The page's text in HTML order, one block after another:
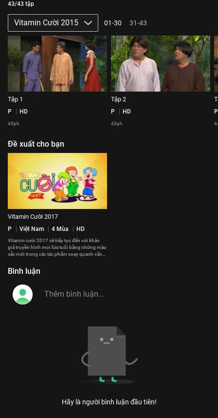
43/43 tập
Vitamin Cười 2015 01-30 31-43
Tập 1
P HD
45ph
Tập 2
P HD
43ph
P
Đề xuất cho bạn
Vitamin Cười 2017
P Việt Nam 4 Mùa HD
Vitamin cười 2017 sẽ tiếp tục đến với khán
giả truyền hình mọi lứa tuổi bằng những màu
sắc mới trong các tác phẩm xoay quanh vấn
#vitamin_cuoi_2017
Bình luận
Hãy là người bình luận đầu tiên!